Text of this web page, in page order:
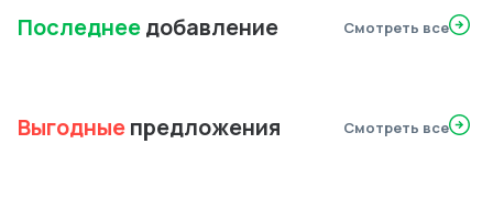
Последнеедобавление Смотреть все
Выгодныепредложения Смотреть все